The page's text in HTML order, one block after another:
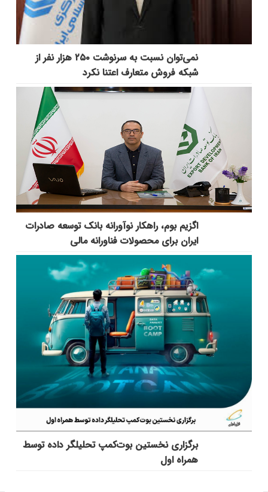
نمی‌توان نسبت به سرنوشت ۲۵۰ هزار نفر از
شبکه فروش متعارف اعتنا نکرد
اگزیم بوم، راهکار نوآورانه بانک توسعه صادرات
ایران برای محصولات فناورانه مالی
برگزاری نخستین بوت‌کمپ تحلیلگر داده توسط
همراه اول